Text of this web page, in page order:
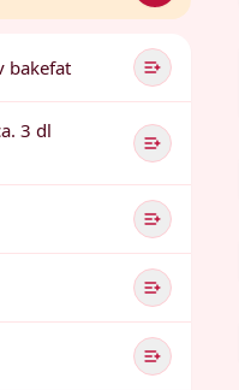
bakefat
3 dl